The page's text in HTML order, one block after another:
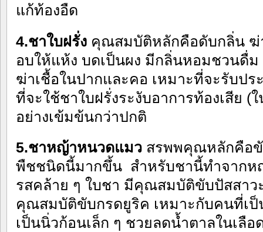
แก้ท้องอืด
4.ชาใบฝรั่ง คุณสมบัติหลักคือดับกลิ่น ฆ่
อบให้แห้ง บดเป็นผง มีกลิ่นหอมชวนดื่
ฆ่าเชื้อในปากและคอ เหมาะที่จะรับป
ที่จะใช้ชาใบฝรั่งระงับอาการท้องเสีย (
อย่างเข้มข้นกว่าปกติ
5.ชาหญ้าหนวดแมว สรพพคุณหลักคือ
พืชชนิดนี้มากขึ้น สำหรับชานี้ทำจากห
รสคล้าย ๆ ใบชา มีคุณสมบัติขับปัสสาว
คุณสมบัติขับกรดยูริค เหมาะกับคนที่เ
เป็นนิ่วก้อนเล็ก ๆ ชวยลดน้ำตาลในเลื